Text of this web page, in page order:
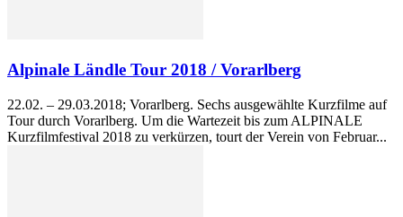
Alpinale Ländle Tour 2018 / Vorarlberg
22.02. – 29.03.2018; Vorarlberg. Sechs ausgewählte Kurzfilme auf
Tour durch Vorarlberg. Um die Wartezeit bis zum ALPINALE
Kurzfilmfestival 2018 zu verkürzen, tourt der Verein von Februar...